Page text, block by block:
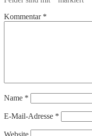
Kommentar *
Name *
E-Mail-Adresse *
Website